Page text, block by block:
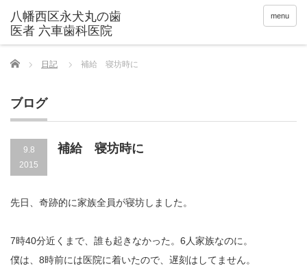
menu
Home 日記 補給 寝坊時に
ブログ
9.8
2015
補給 寝坊時に
先日、奇跡的に家族全員が寝坊しました。
7時40分近くまで、誰も起きなかった。6人家族なのに。
僕は、8時前には医院に着いたので、遅刻はしてません。